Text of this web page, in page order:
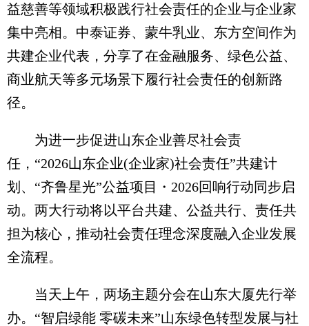
益慈善等领域积极践行社会责任的企业与企业家
集中亮相。中泰证券、蒙牛乳业、东方空间作为
共建企业代表，分享了在金融服务、绿色公益、
商业航天等多元场景下履行社会责任的创新路
径。
为进一步促进山东企业善尽社会责
任，“2026山东企业(企业家)社会责任”共建计
划、“齐鲁星光”公益项目・2026回响行动同步启
动。两大行动将以平台共建、公益共行、责任共
担为核心，推动社会责任理念深度融入企业发展
全流程。
当天上午，两场主题分会在山东大厦先行举
办。“智启绿能 零碳未来”山东绿色转型发展与社